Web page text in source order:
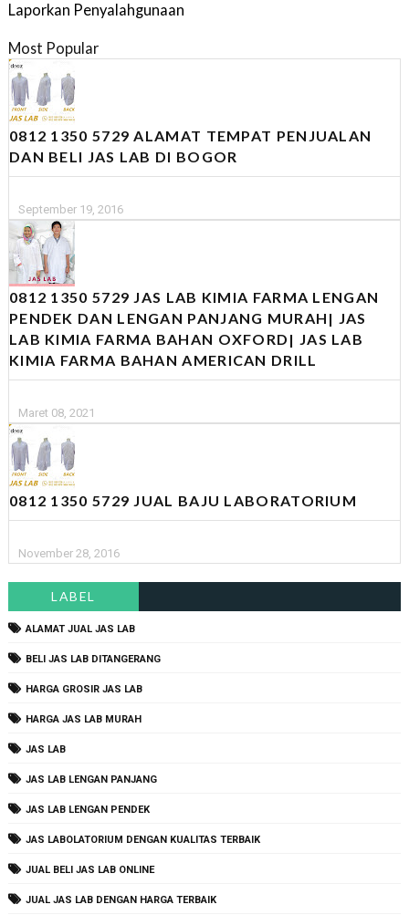
Laporkan Penyalahgunaan
Most Popular
0812 1350 5729 ALAMAT TEMPAT PENJUALAN
DAN BELI JAS LAB DI BOGOR
September 19, 2016
0812 1350 5729 JAS LAB KIMIA FARMA LENGAN
PENDEK DAN LENGAN PANJANG MURAH| JAS
LAB KIMIA FARMA BAHAN OXFORD| JAS LAB
KIMIA FARMA BAHAN AMERICAN DRILL
Maret 08, 2021
0812 1350 5729 JUAL BAJU LABORATORIUM
November 28, 2016
LABEL
ALAMAT JUAL JAS LAB
BELI JAS LAB DITANGERANG
HARGA GROSIR JAS LAB
HARGA JAS LAB MURAH
JAS LAB
JAS LAB LENGAN PANJANG
JAS LAB LENGAN PENDEK
JAS LABOLATORIUM DENGAN KUALITAS TERBAIK
JUAL BELI JAS LAB ONLINE
JUAL JAS LAB DENGAN HARGA TERBAIK